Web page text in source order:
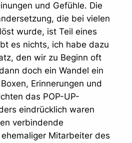
und Gefühle. Die
die bei vielen
wurde, ist Teil eines
es nichts, ich habe dazu
den wir zu Beginn oft
doch ein Wandel ein
Erinnerungen und
das POP-UP-
eindrücklich waren
verbindende
Mitarbeiter des